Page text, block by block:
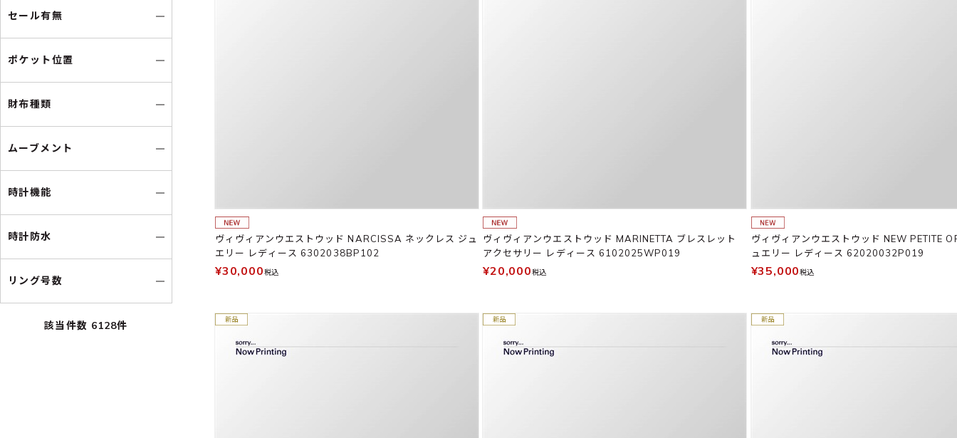
セール有無
ポケット位置
財布種類
ムーブメント
時計機能
時計防水
リング号数
該当件数 6128件
ヴィヴィアンウエストウッド NARCISSA ネックレス ジュ
エリー レディース 6302038BP102
¥30,000税込
ヴィヴィアンウエストウッド MARINETTA ブレスレット
アクセサリー レディース 6102025WP019
¥20,000税込
ヴィヴィアンウエストウッド NEW PETITE
ュエリー レディース 62020032P019
¥35,000税込